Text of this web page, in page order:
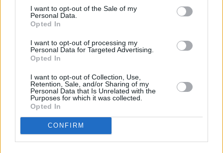
I want to opt-out of the Sale of my
Personal Data.
Opted In
I want to opt-out of processing my
Personal Data for Targeted Advertising.
Opted In
I want to opt-out of Collection, Use,
Retention, Sale, and/or Sharing of my
Personal Data that Is Unrelated with the
Purposes for which it was collected.
Opted In
CONFIRM
significative innovazioni, soddisfacendo sia le esigenze residenziali
che commerciali. Questo articolo analizza le idropulitri…
Leggi di più